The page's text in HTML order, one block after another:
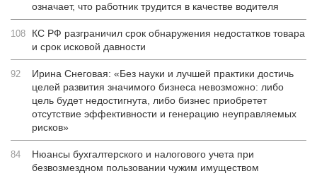
означает, что работник трудится в качестве водителя
108
КС РФ разграничил срок обнаружения недостатков товара
и срок исковой давности
92
Ирина Снеговая: «Без науки и лучшей практики достичь
целей развития значимого бизнеса невозможно: либо
цель будет недостигнута, либо бизнес приобретет
отсутствие эффективности и генерацию неуправляемых
рисков»
84
Нюансы бухгалтерского и налогового учета при
безвозмездном пользовании чужим имуществом